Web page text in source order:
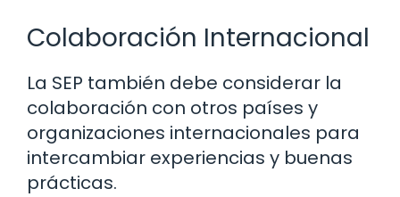
Colaboración Internacional
La SEP también debe considerar la
colaboración con otros países y
organizaciones internacionales para
intercambiar experiencias y buenas
prácticas.